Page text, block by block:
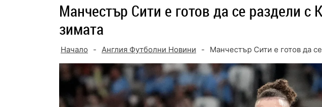
Манчестър Сити е готов да се раздели с
зимата
Начало - Англия Футболни Новини - Манчестър Сити е готов да